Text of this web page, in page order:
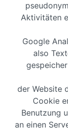
Aktivitäten
Google
also
der Website
Cookie
Benutzung
an einen